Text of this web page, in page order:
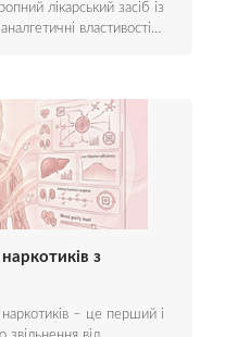
лікарський засіб із
властивості…
з
– це перший і